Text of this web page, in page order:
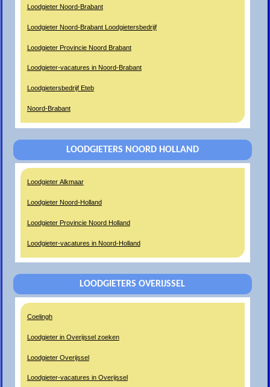
Loodgieter Noord-Brabant
Loodgieter Noord-Brabant Loodgietersbedrijf
Loodgieter Provincie Noord Brabant
Loodgieter-vacatures in Noord-Brabant
Loodgietersbedrijf Eteb
Noord-Brabant
LOODGIETERS NOORD HOLLAND
Loodgieter Alkmaar
Loodgieter Noord-Holland
Loodgieter Provincie Noord Holland
Loodgieter-vacatures in Noord-Holland
LOODGIETERS OVERIJSSEL
Coelingh
Loodgieter in Overijssel zoeken
Loodgieter Overijssel
Loodgieter-vacatures in Overijssel